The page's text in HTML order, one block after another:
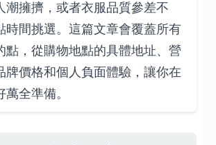
潮擁擠，或者衣服品質參差不
時間挑選。這篇文章會覆蓋所有
點，從購物地點的具體地址、營
牌價格和個人負面體驗，讓你在
全準備。